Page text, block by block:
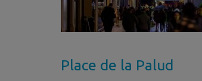
Place de la Palud